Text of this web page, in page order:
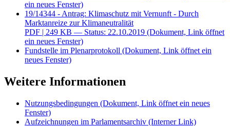
ein neues Fenster)
19/14344 - Antrag: Klimaschutz mit Vernunft - Durch
Marktanreize zur Klimaneutralität
PDF | 249 KB — Status: 22.10.2019 (Dokument, Link öffnet
ein neues Fenster)
Fundstelle im Plenarprotokoll (Dokument, Link öffnet ein
neues Fenster)
Weitere Informationen
Nutzungsbedingungen (Dokument, Link öffnet ein neues
Fenster)
Aufzeichnungen im Parlamentsarchiv (Interner Link)